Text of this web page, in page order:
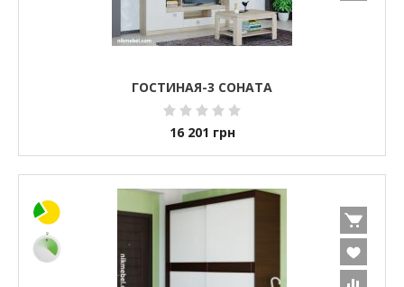
ГОСТИНАЯ-3 СОНАТА
16 201 грн